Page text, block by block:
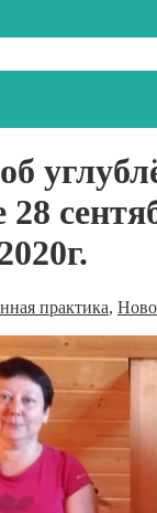
28
практика,